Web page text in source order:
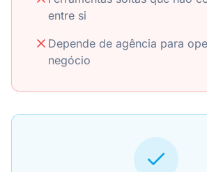
entre si
Depende de agência para
negócio